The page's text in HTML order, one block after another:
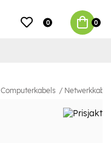
0 0
Computerkabels